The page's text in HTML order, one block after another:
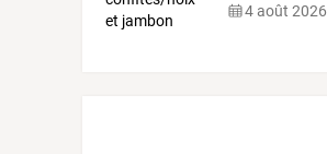
4 août 2026